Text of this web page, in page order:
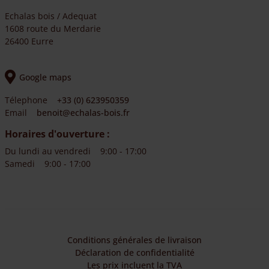
Echalas bois / Adequat
1608 route du Merdarie
26400 Eurre
Google maps
Télephone
+33 (0) 623950359
Email
benoit@echalas-bois.fr
Horaires d'ouverture :
Du lundi au vendredi
9:00 - 17:00
Samedi
9:00 - 17:00
Conditions générales de livraison
Déclaration de confidentialité
Les prix incluent la TVA